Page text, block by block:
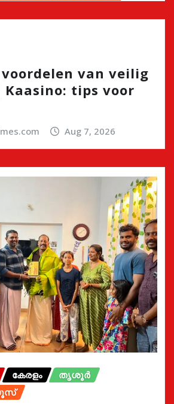
van veilig
tips voor
Aug 7, 2026
കേരളം
തൃശൂർ